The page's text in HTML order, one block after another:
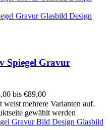
Spiegel Gravur
bis €89,00
weist mehrere Varianten auf.
gewählt werden